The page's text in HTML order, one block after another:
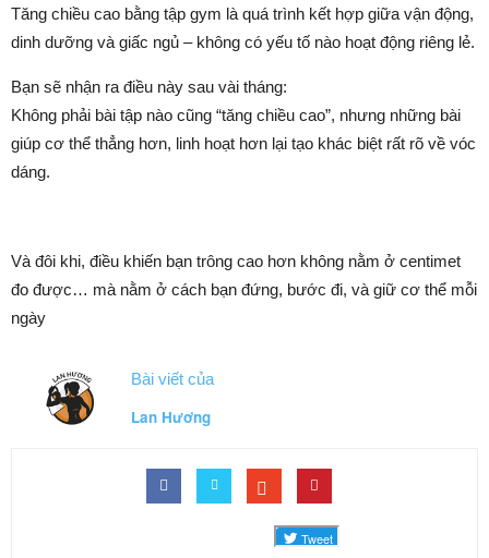
Tăng chiều cao bằng tập gym là quá trình kết hợp giữa vận động,
dinh dưỡng và giấc ngủ – không có yếu tố nào hoạt động riêng lẻ.
Bạn sẽ nhận ra điều này sau vài tháng:
Không phải bài tập nào cũng “tăng chiều cao”, nhưng những bài
giúp cơ thể thẳng hơn, linh hoạt hơn lại tạo khác biệt rất rõ về vóc
dáng.
Và đôi khi, điều khiến bạn trông cao hơn không nằm ở centimet
đo được… mà nằm ở cách bạn đứng, bước đi, và giữ cơ thể mỗi
ngày
Bài viết của
Lan Hương